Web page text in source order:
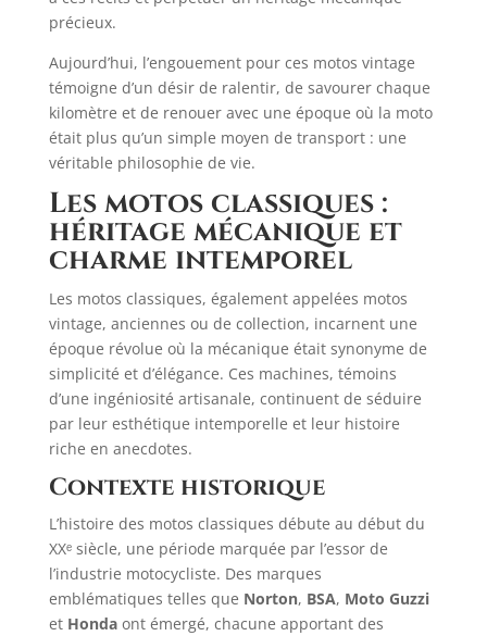
précieux.​
Aujourd’hui, l’engouement pour ces motos vintage
témoigne d’un désir de ralentir, de savourer chaque
kilomètre et de renouer avec une époque où la moto
était plus qu’un simple moyen de transport : une
véritable philosophie de vie.
Les motos classiques :
héritage mécanique et
charme intemporel
Les motos classiques, également appelées motos
vintage, anciennes ou de collection, incarnent une
époque révolue où la mécanique était synonyme de
simplicité et d’élégance. Ces machines, témoins
d’une ingéniosité artisanale, continuent de séduire
par leur esthétique intemporelle et leur histoire
riche en anecdotes.
Contexte historique
L’histoire des motos classiques débute au début du
XXᵉ siècle, une période marquée par l’essor de
l’industrie motocycliste. Des marques
emblématiques telles que Norton, BSA, Moto Guzzi
et Hondaont émergé, chacune apportant des